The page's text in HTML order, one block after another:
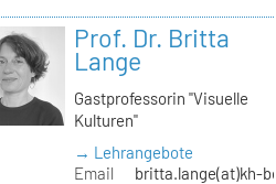
Prof. Dr. Britta
Lange
Gastprofessorin "Visuelle
Kulturen"
→ Lehrangebote
Email
britta.lange(at)kh-